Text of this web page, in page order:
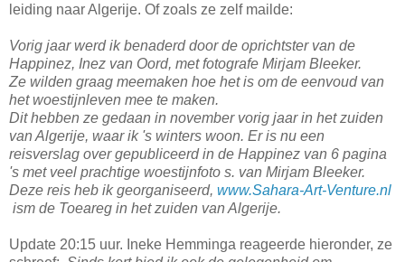
leiding naar Algerije. Of zoals ze zelf mailde:
Vorig jaar werd ik benaderd door de oprichtster van de
Happinez, Inez van Oord, met fotografe Mirjam Bleeker.
Ze wilden graag meemaken hoe het is om de eenvoud van
het woestijnleven mee te maken.
Dit hebben ze gedaan in november vorig jaar in het zuiden
van Algerije, waar ik 's winters woon. Er is nu een
reisverslag over gepubliceerd in de Happinez van 6 pagina
's met veel prachtige woestijnfoto s. van Mirjam Bleeker.
Deze reis heb ik georganiseerd, www.Sahara-Art-Venture.nl
ism de Toeareg in het zuiden van Algerije.
Update 20:15 uur. Ineke Hemminga reageerde hieronder, ze